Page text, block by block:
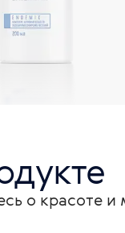
о красоте